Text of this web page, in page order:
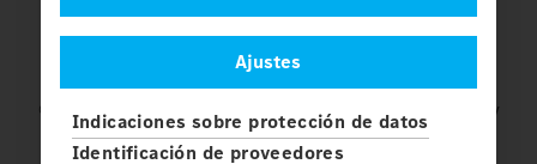
Ajustes
Indicaciones sobre protección de datos
Identificación de proveedores
Protección de datos
Ajustes
© 2026 Daimler Truck AG. Reservados todos los derechos.
y
Mercedes-Benz son marcas deMercedes-Benz Group AG.